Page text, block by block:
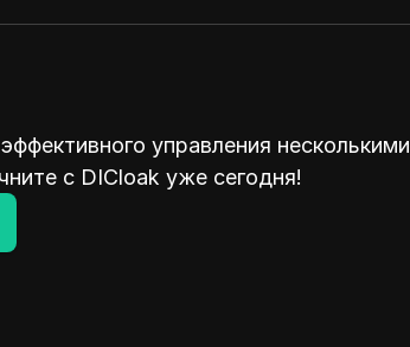
управления несколькими
с DICloak уже сегодня!